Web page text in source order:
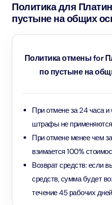
Политика для
пустыне на общих
Политика отмены for
по пустыне на
При отмене за 24 часа и
штрафы не
При отмене менее чем
взимается 100%
Возврат средств: если
средств, сумма будет
течение 45 рабочих